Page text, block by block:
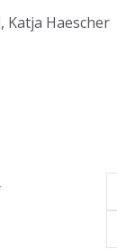
Katja Haescher